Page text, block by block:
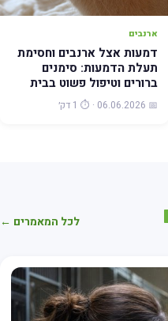
ארנבים
דמעות אצל ארנבים וחסימת
תעלת הדמעות: סימנים
ברורים וטיפול פשוט בבית
📅 06.06.2026 · ⏱️ 1 דק׳
לכל המאמרים ←